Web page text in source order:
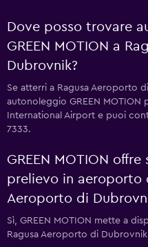
Dove posso trovare
GREEN MOTION a
Dubrovnik?
Se atterri a Ragusa Aeroporto
autonoleggio GREEN MOTION
International Airport e puoi
7333.
GREEN MOTION
prelievo in aeroporto
Aeroporto di
Sì, GREEN MOTION mette a
Ragusa Aeroporto di Dubrovnik